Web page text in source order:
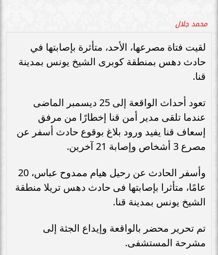
محمد جلال
لقيت فتاة مصرعها، الأحد، متأثرة بإصابتها في
حادث دهس بمنطقة كوبرى الشيخ يونس بمدينة
قنا.
تعود أحداث الواقعة إلى 25 ديسمبر الماضى
عندما تلقى مدير أمن قنا إخطارًا من مرفق
إسعاف قنا يفيد ورود بلاغ بوقوع حادث أسفر عن
مصرع 3 أشخاص وإصابة 21 آخرين.
وأسفر الحادث عن رحيل هيام ممدوح عباس، 20
عامًا، متأثرا بإصابتها فى حادث دهس تريلا منطقة
الشيخ يونس بمدينة قنا.
تم تحرير محضر بالواقعة وإيداع الجثة إلى
مشرحة المستشفى.